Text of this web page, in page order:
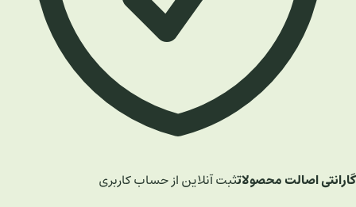
گارانتی اصالت محصولاتثبت آنلاین از حساب کاربری